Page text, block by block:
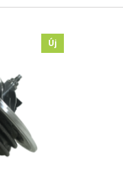
Új